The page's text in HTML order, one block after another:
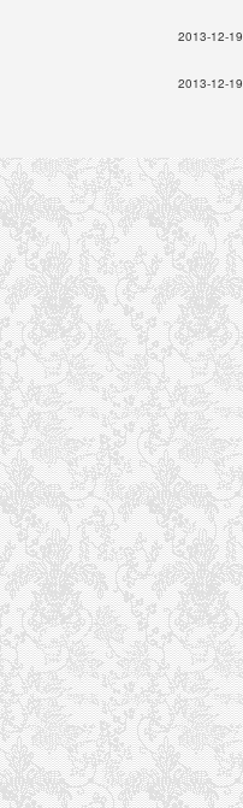
2013-12-19
2013-12-19